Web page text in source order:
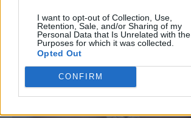
I want to opt-out of Collection, Use,
Retention, Sale, and/or Sharing of my
Personal Data that Is Unrelated with the
Purposes for which it was collected.
Opted Out
CONFIRM